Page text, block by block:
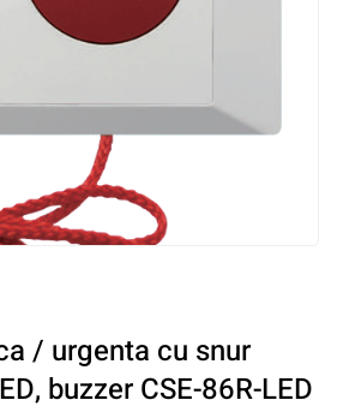
/ urgenta cu snur
buzzer CSE-86R-LED